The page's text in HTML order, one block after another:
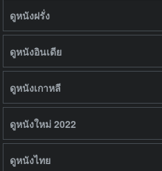
ดูหนังฝรั่ง
ดูหนังอินเดีย
ดูหนังเกาหลี
ดูหนังใหม่ 2022
ดูหนังไทย